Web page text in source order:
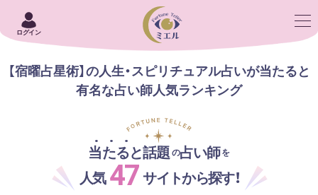
ログイン
【宿曜占星術】の人生・スピリチュアル占いが当たると
有名な占い師人気ランキング
当たると話題の占い師を
人気47サイトから探す！